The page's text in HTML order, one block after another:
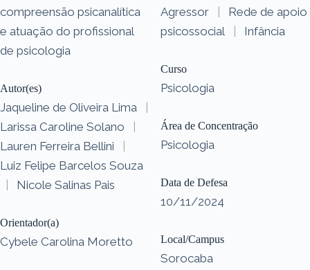
compreensão psicanalítica
e atuação do profissional
de psicologia
Autor(es)
Jaqueline de Oliveira Lima
|
Larissa Caroline Solano
|
Lauren Ferreira Bellini
|
Luiz Felipe Barcelos Souza
|
Nicole Salinas Pais
Orientador(a)
Cybele Carolina Moretto
Agressor
|
Rede de apoio
psicossocial
| Infância
Curso
Psicologia
Área de Concentração
Psicologia
Data de Defesa
10/11/2024
Local/Campus
Sorocaba